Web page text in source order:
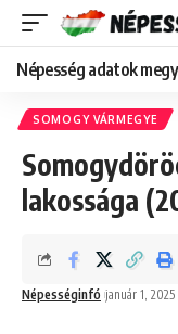
Népesség adatok
SOMOGY VÁRMEGYE
lakossága
Népességinfó január 1, 2025